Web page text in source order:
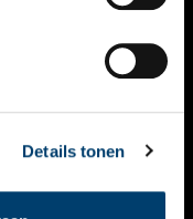
Details tonen